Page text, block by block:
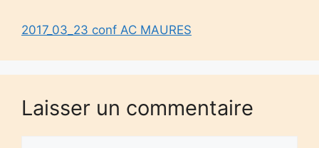
2017_03_23 conf AC MAURES
Laisser un commentaire